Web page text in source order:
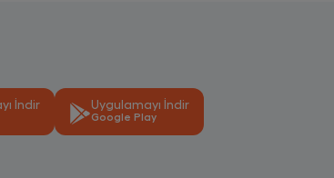
İndir Uygulamayı İndir
Google Play